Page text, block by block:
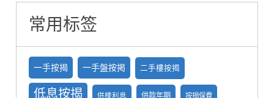
常用标签
一手按揭 一手盤按掲 二手樓按揭
低息按揭 供楼利息 供款年期 按揭保費